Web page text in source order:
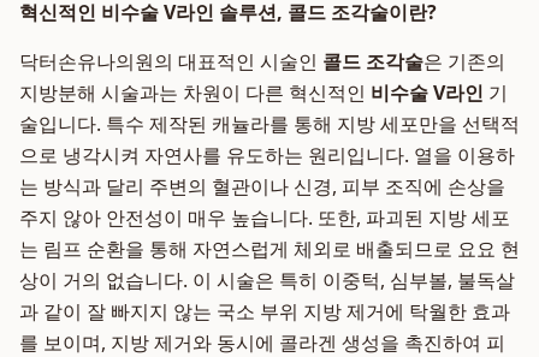
혁신적인 비수술 V라인 솔루션, 콜드 조각술이란?
닥터손유나의원의 대표적인 시술인 콜드 조각술은 기존의
지방분해 시술과는 차원이 다른 혁신적인 비수술 V라인 기
술입니다. 특수 제작된 캐뉼라를 통해 지방 세포만을 선택적
으로 냉각시켜 자연사를 유도하는 원리입니다. 열을 이용하
는 방식과 달리 주변의 혈관이나 신경, 피부 조직에 손상을
주지 않아 안전성이 매우 높습니다. 또한, 파괴된 지방 세포
는 림프 순환을 통해 자연스럽게 체외로 배출되므로 요요 현
상이 거의 없습니다. 이 시술은 특히 이중턱, 심부볼, 불독살
과 같이 잘 빠지지 않는 국소 부위 지방 제거에 탁월한 효과
를 보이며, 지방 제거와 동시에 콜라겐 생성을 촉진하여 피